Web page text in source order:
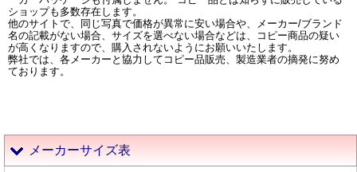
ショップも多数存在します。
他のサイトで、同じ写真で価格が異常に安い場合や、メーカー/ブランド
名の記載がない場合、サイズを選べない場合などは、コピー商品の疑い
が高くなりますので、購入されないようにお願いいたします。
弊社では、各メーカーと協力してコピー品販売、製造業者の摘発に努め
ております。
メーカーサイズ表